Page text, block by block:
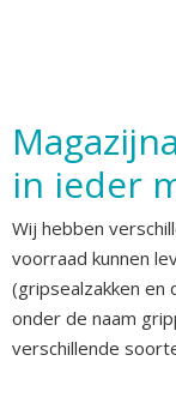
in ieder
Wij hebben
voorraad kunnen
(gripsealzakken en
onder de naam
verschillende